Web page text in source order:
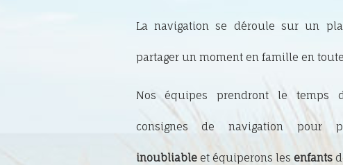
La navigation se déroule sur un
partager un moment en famille en
Nos équipes prendront le temps
consignes de navigation pour
inoubliable et équiperons les enfants